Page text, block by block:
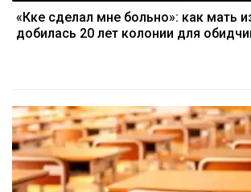
«Көке сделал мне больно»: как мать
добилась 20 лет колонии для